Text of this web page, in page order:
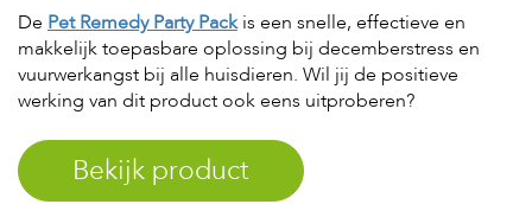
o
n
d
e
n
K
a
t
De Pet Remedy Party Packis een snelle, effectieve en
makkelijk toepasbare oplossing bij decemberstress en
vuurwerkangst bij alle huisdieren. Wil jij de positieve
werking van dit product ook eens uitproberen?
Bekijk product